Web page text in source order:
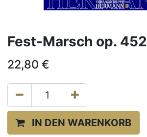
Fest-Marsch op. 452
22,80 €
IN DEN WARENKORB